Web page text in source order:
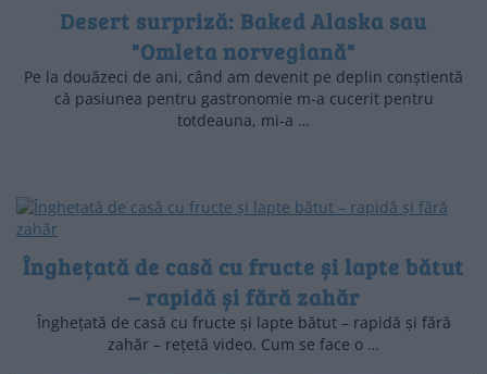
Desert surpriză: Baked Alaska sau
"Omleta norvegiană"
Pe la douăzeci de ani, când am devenit pe deplin conștientă
că pasiunea pentru gastronomie m-a cucerit pentru
totdeauna, mi-a …
Înghețată de casă cu fructe și lapte bătut
– rapidă și fără zahăr
Înghețată de casă cu fructe și lapte bătut – rapidă și fără
zahăr – rețetă video. Cum se face o …